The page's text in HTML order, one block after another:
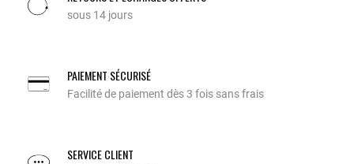
sous 14 jours
PAIEMENT SÉCURISÉ
Facilité de paiement dès 3 fois sans frais
SERVICE CLIENT